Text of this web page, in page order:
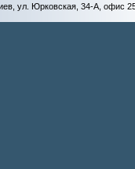
ул. Юрковская, 34-А, офис